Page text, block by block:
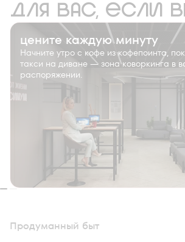
Для вас, если
цените каждую минуту
Начните утро с кофе из кофепоинта,
такси на диване — зона коворкинга в
распоряжении.
Продуманный быт